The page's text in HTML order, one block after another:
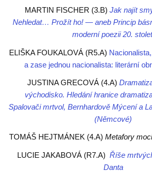
MARTIN FISCHER (3.B) Jak najít
Nehledat… Prožít ho! — aneb Princip
moderní poezii 20.
ELIŠKA FOUKALOVÁ (R5.A)
a zase jednou nacionalista: literární
JUSTINA GRECOVÁ (4.A)
východisko. Hledání hranice
Spalovači mrtvol, Bernhardově Mýcení a
(Němcové)
TOMÁŠ HEJTMÁNEK (4.A) Metafory
LUCIE JAKABOVÁ (R7.A) Říše
Danta